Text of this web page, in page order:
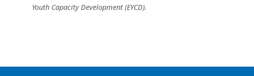
Youth Capacity Development (EYCD).